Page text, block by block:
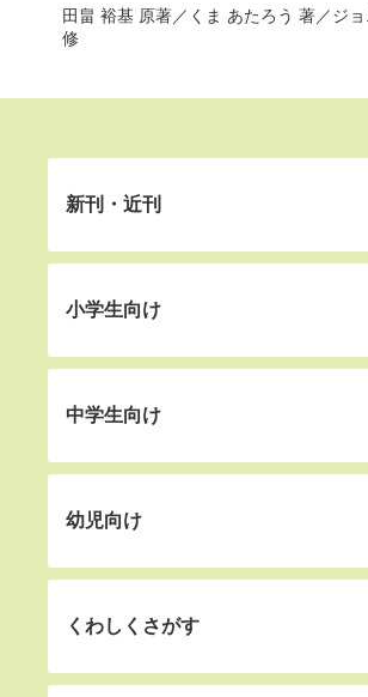
田畠 裕基原著／ くま あたろう 著／ジ
修
新刊・近刊
小学生向け
中学生向け
幼児向け
くわしくさがす